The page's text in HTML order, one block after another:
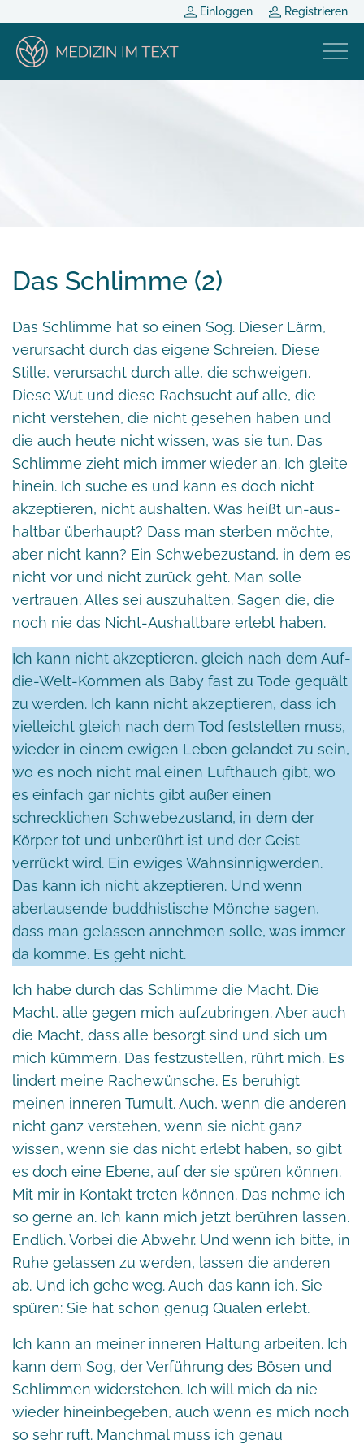
Einloggen Registrieren
Das Schlimme (2)
Das Schlimme hat so einen Sog. Dieser Lärm,
verursacht durch das eigene Schreien. Diese
Stille, verursacht durch alle, die schweigen.
Diese Wut und diese Rachsucht auf alle, die
nicht verstehen, die nicht gesehen haben und
die auch heute nicht wissen, was sie tun. Das
Schlimme zieht mich immer wieder an. Ich gleite
hinein. Ich suche es und kann es doch nicht
akzeptieren, nicht aushalten. Was heißt un-aus-
haltbar überhaupt? Dass man sterben möchte,
aber nicht kann? Ein Schwebezustand, in dem es
nicht vor und nicht zurück geht. Man solle
vertrauen. Alles sei auszuhalten. Sagen die, die
noch nie das Nicht-Aushaltbare erlebt haben.
Ich kann nicht akzeptieren, gleich nach dem Auf-
die-Welt-Kommen als Baby fast zu Tode gequält
zu werden. Ich kann nicht akzeptieren, dass ich
vielleicht gleich nach dem Tod feststellen muss,
wieder in einem ewigen Leben gelandet zu sein,
wo es noch nicht mal einen Lufthauch gibt, wo
es einfach gar nichts gibt außer einen
schrecklichen Schwebezustand, in dem der
Körper tot und unberührt ist und der Geist
verrückt wird. Ein ewiges Wahnsinnigwerden.
Das kann ich nicht akzeptieren. Und wenn
abertausende buddhistische Mönche sagen,
dass man gelassen annehmen solle, was immer
da komme. Es geht nicht.
Ich habe durch das Schlimme die Macht. Die
Macht, alle gegen mich aufzubringen. Aber auch
die Macht, dass alle besorgt sind und sich um
mich kümmern. Das festzustellen, rührt mich. Es
lindert meine Rachewünsche. Es beruhigt
meinen inneren Tumult. Auch, wenn die anderen
nicht ganz verstehen, wenn sie nicht ganz
wissen, wenn sie das nicht erlebt haben, so gibt
es doch eine Ebene, auf der sie spüren können.
Mit mir in Kontakt treten können. Das nehme ich
so gerne an. Ich kann mich jetzt berühren lassen.
Endlich. Vorbei die Abwehr. Und wenn ich bitte, in
Ruhe gelassen zu werden, lassen die anderen
ab. Und ich gehe weg. Auch das kann ich. Sie
spüren: Sie hat schon genug Qualen erlebt.
Ich kann an meiner inneren Haltung arbeiten. Ich
kann dem Sog, der Verführung des Bösen und
Schlimmen widerstehen. Ich will mich da nie
wieder hineinbegeben, auch wenn es mich noch
so sehr ruft. Manchmal muss ich genau